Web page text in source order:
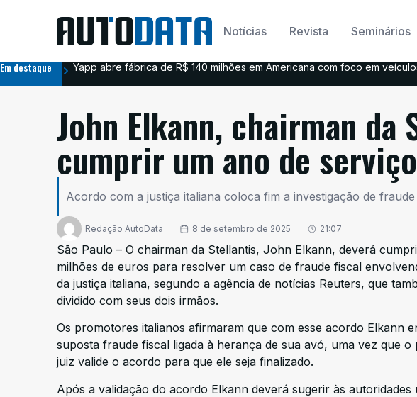
Notícias Revista Seminários
Em destaque Yapp abre fábrica de R$ 140 milhões em Americana com foco em
John Elkann, chairman da
cumprir um ano de
Acordo com a justiça italiana coloca fim a investigação de
Redação AutoData 8 de setembro de 2025 21:07
São Paulo – O chairman da Stellantis, John Elkann, deverá
milhões de euros para resolver um caso de fraude fiscal
da justiça italiana, segundo a agência de notícias Reuters, que
dividido com seus dois irmãos.
Os promotores italianos afirmaram que com esse acordo Elkann
suposta fraude fiscal ligada à herança de sua avó, uma vez que
juiz valide o acordo para que ele seja finalizado.
Após a validação do acordo Elkann deverá sugerir às